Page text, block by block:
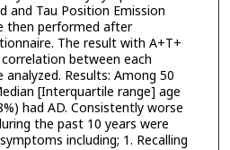
and Tau Position Emission
then performed after
The result with A+T+
between each
Results: Among 50
[Interquartile range] age
had AD. Consistently worse
the past 10 years were
including; 1. Recalling